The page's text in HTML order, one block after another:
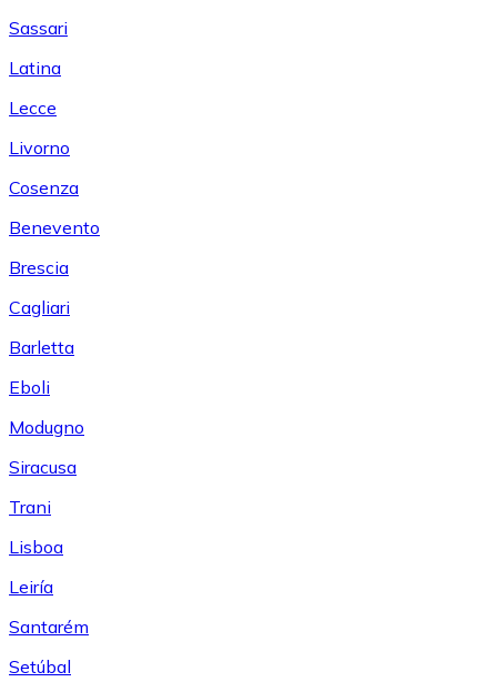
Sassari
Latina
Lecce
Livorno
Cosenza
Benevento
Brescia
Cagliari
Barletta
Eboli
Modugno
Siracusa
Trani
Lisboa
Leiría
Santarém
Setúbal